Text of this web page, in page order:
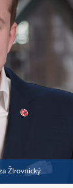
ŽIrovnický